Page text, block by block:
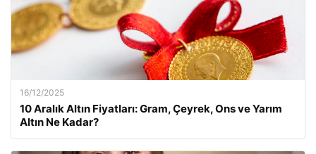
16/12/2025
10 Aralık Altın Fiyatları: Gram, Çeyrek, Ons ve Yarım
Altın Ne Kadar?